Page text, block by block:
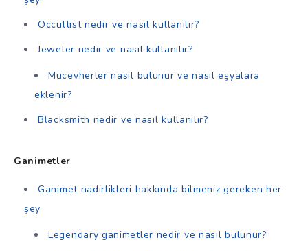
Occultist nedir ve nasıl kullanılır?
Jeweler nedir ve nasıl kullanılır?
Mücevherler nasıl bulunur ve nasıl eşyalara
eklenir?
Blacksmith nedir ve nasıl kullanılır?
Ganimetler
Ganimet nadirlikleri hakkında bilmeniz gereken her
şey
Legendary ganimetler nedir ve nasıl bulunur?